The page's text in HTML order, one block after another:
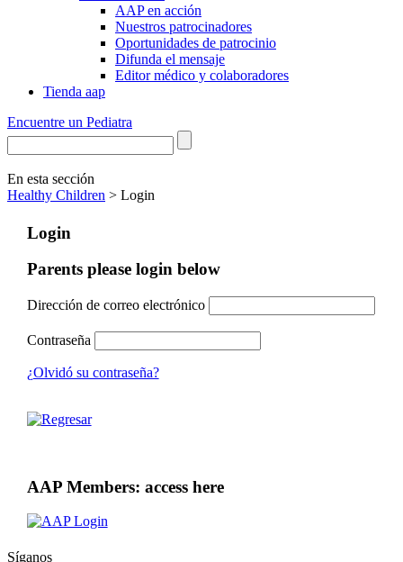
AAP en acción
Nuestros patrocinadores
Oportunidades de patrocinio
Difunda el mensaje
Editor médico y colaboradores
Tienda aap
Encuentre un Pediatra
En esta sección
Healthy Children > Login
Login
Parents please login below
Dirección de correo electrónico
Contraseña
¿Olvidó su contraseña?
AAP Members: access here
Síganos